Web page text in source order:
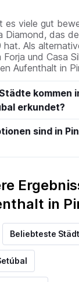
es viele gut
Diamond, das
hat. Als
und Casa
Aufenthalt in
kommen
erkundet?
sind in
in
Beliebteste